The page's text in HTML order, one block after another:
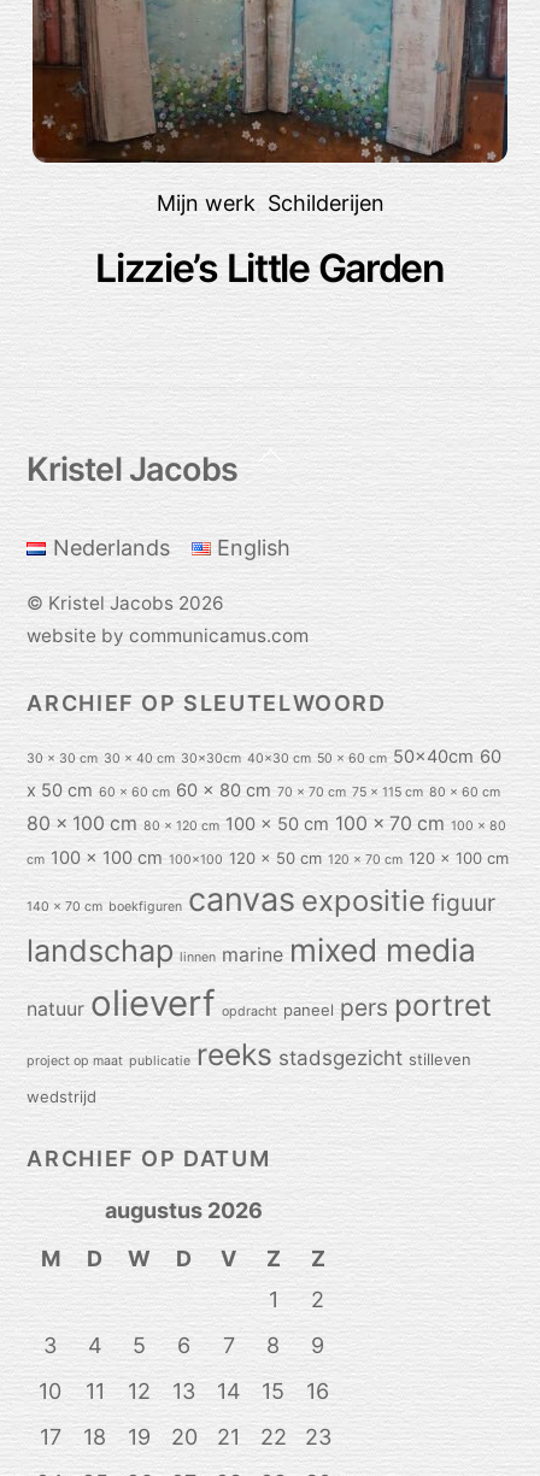
Mijn werk Schilderijen
Lizzie’s Little Garden
Back
Top
Kristel Jacobs
Nederlands English
© Kristel Jacobs 2026
website by communicamus.com
ARCHIEF OP SLEUTELWOORD
30 x 30 cm 30 x 40 cm 30x30cm 40x30 cm 50 x 60 cm 50x40cm 60
x 50 cm 60 x 60 cm 60 x 80 cm 70 x 70 cm 75 x 115 cm 80 x 60 cm
80 x 100 cm 80 x 120 cm 100 x 50 cm 100 x 70 cm 100 x 80
cm 100 x 100 cm 100x100 120 x 50 cm 120 x 70 cm 120 x 100 cm
140 x 70 cm boekfiguren canvas expositie figuur
landschap linnen marine mixed media
natuur olieverf opdracht paneel pers portret
project op maat publicatie reeks stadsgezicht stilleven
wedstrijd
ARCHIEF OP DATUM
augustus 2026
M
D W D V Z
Z
1
2
3
4 5 6 7 8
9
10
11 12 13 14 15
16
17
18 19 20 21 22
23